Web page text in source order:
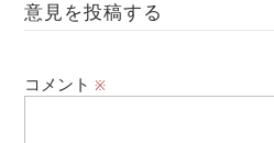
意見を投稿する
コメント※